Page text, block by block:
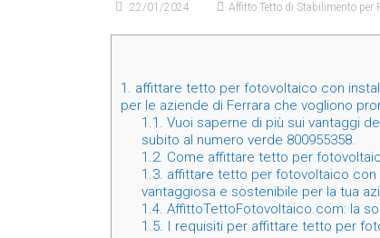
22/01/2024 Affitto Tetto di Stabilimento per
1. affittare tetto per fotovoltaico con
per le aziende di Ferrara che vogliono
1.1. Vuoi saperne di più sui vantaggi
subito al numero verde 800955358.
1.2. Come affittare tetto per
1.3. affittare tetto per fotovoltaico con
vantaggiosa e sostenibile per la tua
1.4. AffittoTettoFotovoltaico.com: la
1.5. I requisiti per affittare tetto per